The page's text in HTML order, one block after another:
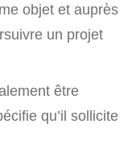
objet et auprès
un projet
être
qu’il sollicite